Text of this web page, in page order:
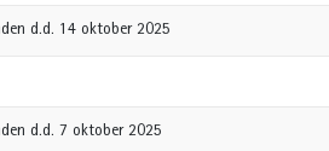
d.d. 14 oktober 2025
d.d. 7 oktober 2025